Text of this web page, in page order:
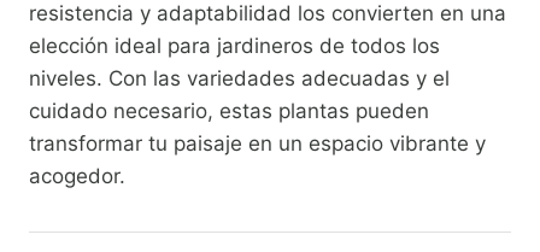
resistencia y adaptabilidad los convierten en una
elección ideal para jardineros de todos los
niveles. Con las variedades adecuadas y el
cuidado necesario, estas plantas pueden
transformar tu paisaje en un espacio vibrante y
acogedor.